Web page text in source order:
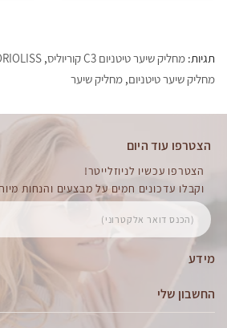
תגיות: מחליק שיער טיטניום C3 קוריוליס ,
מחליק שיער טיטניום, מחליק שיער
הצטרפו עוד היום
הצטרפו עכשיו לניוזלייטר!
וקבלו עדכונים חמים על מבצעים והנחות
מידע
החשבון שלי